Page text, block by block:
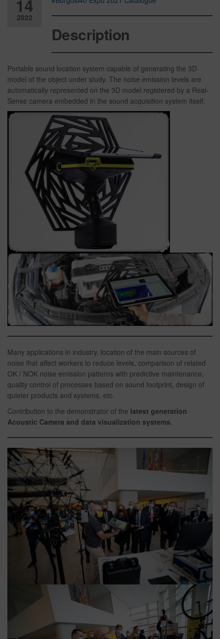
14
2022
Description
Portable sound location system capable of generating the 3D
model of the object under study. The noise emission levels are
automatically represented on the 3D model registered by a Real-
Sense camera embedded in the sound acquisition system itself.
Many applications in industry, location of the main sources of
noise that affect workers to reduce levels, comparison of related
OK / NOK noise emission patterns with predictive maintenance,
quality control of processes based on sound footprint, design of
quieter products and systems, etc.
Contribution to the demonstrator of the latest generation
Acoustic Camera and data visualization systems.